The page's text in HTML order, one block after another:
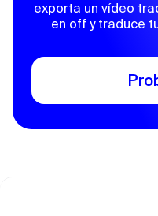
exporta un vídeo
en off y traduce